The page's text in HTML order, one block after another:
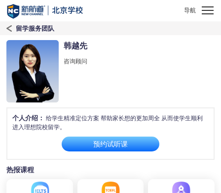
留学服务团队
韩越先
咨询顾问
个人介绍： 给学生精准定位方案 帮助家长想的更加周全 从而使学生顺利
进入理想院校留学。
预约试听课
热报课程